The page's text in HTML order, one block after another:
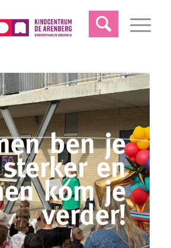
ben je
sterker en
kom je
verder!